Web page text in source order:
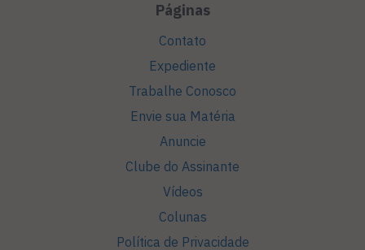
Páginas
Contato
Expediente
Trabalhe Conosco
Envie sua Matéria
Anuncie
Clube do Assinante
Vídeos
Colunas
Política de Privacidade